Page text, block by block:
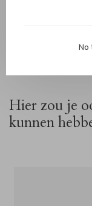
Hier zou je
kunnen
No